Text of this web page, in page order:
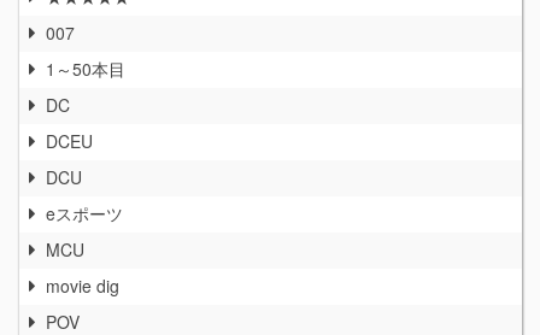
007
1～50本目
DC
DCEU
DCU
eスポーツ
MCU
movie dig
POV